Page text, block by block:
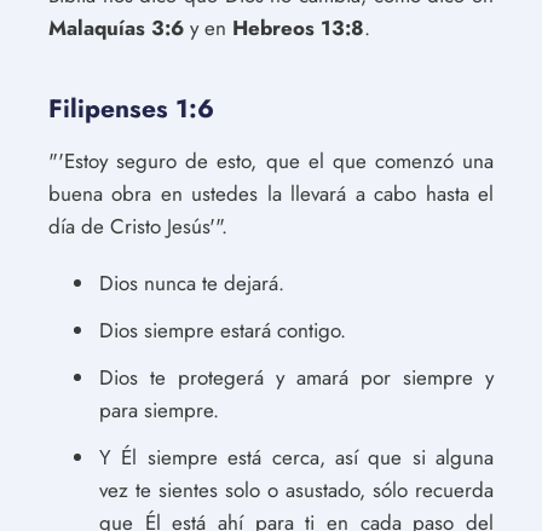
Malaquías 3:6 y en Hebreos 13:8.
Filipenses 1:6
"'Estoy seguro de esto, que el que comenzó una
buena obra en ustedes la llevará a cabo hasta el
día de Cristo Jesús'".
Dios nunca te dejará.
Dios siempre estará contigo.
Dios te protegerá y amará por siempre y
para siempre.
Y Él siempre está cerca, así que si alguna
vez te sientes solo o asustado, sólo recuerda
que Él está ahí para ti en cada paso del